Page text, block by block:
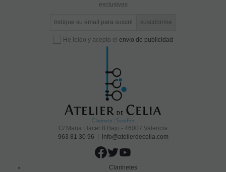
exclusivas
He leído y acepto el envío de publicidad
C/ Maria Llacer 8 Bajo - 46007 Valencia
963 81 30 96
info@atelierdecelia.com
Clarinetes